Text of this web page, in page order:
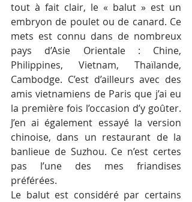
tout à fait clair, le « balut » est un
embryon de poulet ou de canard. Ce
mets est connu dans de nombreux
pays d’Asie Orientale : Chine,
Philippines, Vietnam, Thaïlande,
Cambodge. C’est d’ailleurs avec des
amis vietnamiens de Paris que j’ai eu
la première fois l’occasion d’y goûter.
J’en ai également essayé la version
chinoise, dans un restaurant de la
banlieue de Suzhou. Ce n’est certes
pas l’une des mes friandises
préférées.
Le balut est considéré par certains